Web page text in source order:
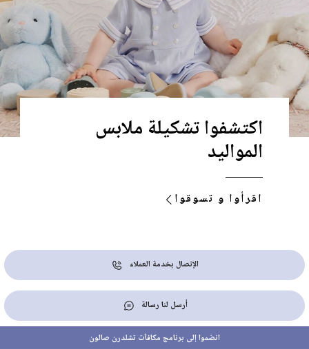
اكتشفوا تشكيلة ملابس
المواليد
اقرأوا و تسوقوا
الإتصال بخدمة العملاء
أرسل لنا رسالة
انضموا إلى برنامج مكافآت تشلدرن صالون